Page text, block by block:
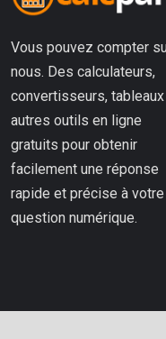
Vous pouvez compter
nous. Des calculateurs,
convertisseurs,
autres outils en ligne
gratuits pour obtenir
facilement une réponse
rapide et précise à votre
question numérique.